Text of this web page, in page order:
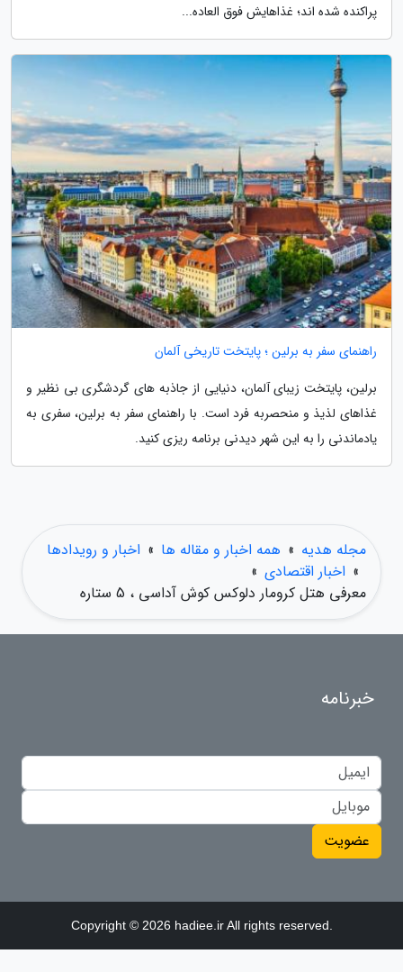
پراکنده شده اند؛ غذاهایش فوق العاده...
راهنمای سفر به برلین ؛ پایتخت تاریخی آلمان
برلین، پایتخت زیبای آلمان، دنیایی از جاذبه های گردشگری بی نظیر و
غذاهای لذیذ و منحصربه فرد است. با راهنمای سفر به برلین، سفری به
یادماندنی را به این شهر دیدنی برنامه ریزی کنید.
مجله هدیه » همه اخبار و مقاله ها » اخبار و رویدادها
» اخبار اقتصادی »
معرفی هتل کرومار دلوکس کوش آداسی ، 5 ستاره
خبرنامه
عضویت
Copyright © 2026 hadiee.ir All rights reserved.